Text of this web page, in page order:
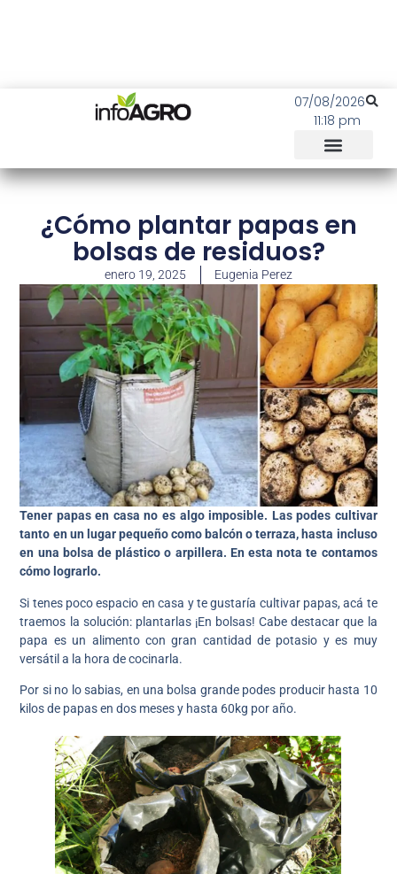
07/08/2026
11:18 pm
¿Cómo plantar papas en
bolsas de residuos?
enero 19, 2025 Eugenia Perez
Tener papas en casa no es algo imposible. Las podes cultivar
tanto en un lugar pequeño como balcón o terraza, hasta incluso
en una bolsa de plástico o arpillera. En esta nota te contamos
cómo lograrlo.
Si tenes poco espacio en casa y te gustaría cultivar papas, acá te
traemos la solución: plantarlas ¡En bolsas! Cabe destacar que la
papa es un alimento con gran cantidad de potasio y es muy
versátil a la hora de cocinarla.
Por si no lo sabias, en una bolsa grande podes producir hasta 10
kilos de papas en dos meses y hasta 60kg por año.